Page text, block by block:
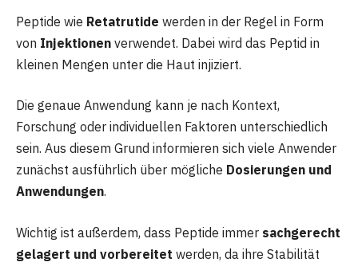
Peptide wie Retatrutide werden in der Regel in Form
von Injektionen verwendet. Dabei wird das Peptid in
kleinen Mengen unter die Haut injiziert.
Die genaue Anwendung kann je nach Kontext,
Forschung oder individuellen Faktoren unterschiedlich
sein. Aus diesem Grund informieren sich viele Anwender
zunächst ausführlich über mögliche Dosierungen und
Anwendungen.
Wichtig ist außerdem, dass Peptide immer sachgerecht
gelagert und vorbereitet werden, da ihre Stabilität